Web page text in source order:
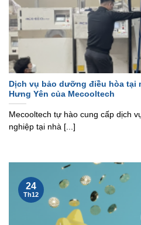
Dịch vụ bảo dưỡng điều hòa
Hưng Yên của Mecooltech
Mecooltech tự hào cung cấp dịch
nghiệp tại nhà [...]
24
Th12